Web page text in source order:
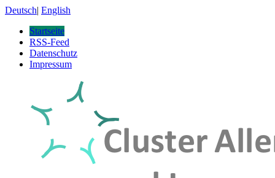
Deutsch| English
Startseite
RSS-Feed
Datenschutz
Impressum